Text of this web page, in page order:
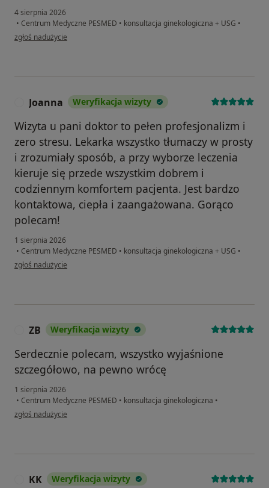
4 sierpnia 2026
• Centrum Medyczne PESMED • konsultacja ginekologiczna + USG •
w opinii użytkownika Michalina
zgłoś nadużycie
Joanna Weryfikacja wizyty
Wizyta u pani doktor to pełen profesjonalizm i
zero stresu. Lekarka wszystko tłumaczy w prosty
i zrozumiały sposób, a przy wyborze leczenia
kieruje się przede wszystkim dobrem i
codziennym komfortem pacjenta. Jest bardzo
kontaktowa, ciepła i zaangażowana. Gorąco
polecam!
1 sierpnia 2026
• Centrum Medyczne PESMED • konsultacja ginekologiczna + USG •
w opinii użytkownika Joanna
zgłoś nadużycie
ZB Weryfikacja wizyty
Serdecznie polecam, wszystko wyjaśnione
szczegółowo, na pewno wrócę
1 sierpnia 2026
• Centrum Medyczne PESMED • konsultacja ginekologiczna •
w opinii użytkownika ZB
zgłoś nadużycie
KK Weryfikacja wizyty